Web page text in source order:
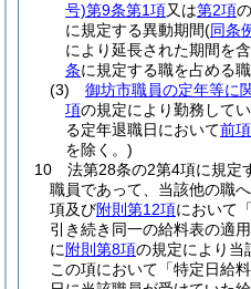
号)第9条第1項又は第2項
に規定する異動期間(同条
により延長された期間を
条に規定する職を占める
(3)
御坊市職員の定年等に
項の規定により勤務して
る定年退職日において前項
を除く。)
10
法第28条の2第4項に規定
職員であって、当該他の職
項及び附則第12項において
引き続き同一の給料表の適
に 附則第8項の規定により当
この項において「特定日給